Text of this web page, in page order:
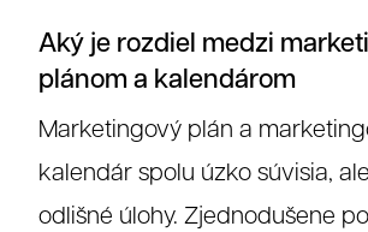
Aký je rozdiel medzi
plánom a kalendárom
Marketingový plán a
kalendár spolu úzko súvisia,
odlišné úlohy. Zjednodušene